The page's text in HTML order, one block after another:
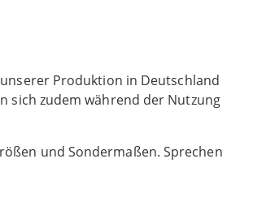
Produktion in Deutschland
sich zudem während der Nutzung
und Sondermaßen. Sprechen